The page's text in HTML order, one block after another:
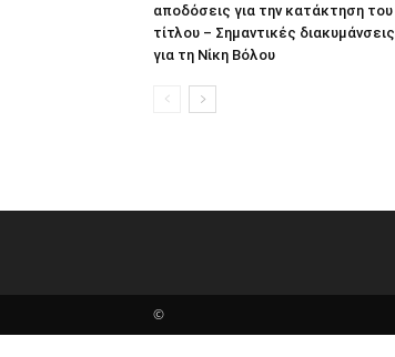
αποδόσεις για την κατάκτηση του
τίτλου – Σημαντικές διακυμάνσεις
για τη Νίκη Βόλου
©